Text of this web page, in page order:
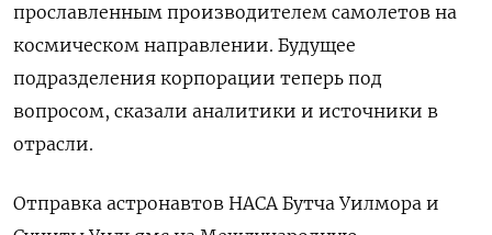
прославленным производителем самолетов на
космическом направлении. Будущее
подразделения корпорации теперь под
вопросом, сказали аналитики и источники в
отрасли.
Отправка астронавтов НАСА Бутча Уилмора и